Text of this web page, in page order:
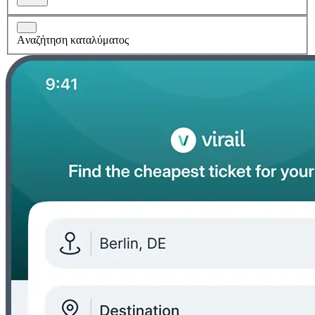
Aναζήτηση καταλύματος